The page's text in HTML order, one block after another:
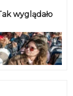
wyglądało